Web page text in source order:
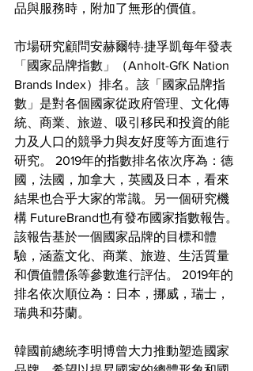
品與服務時，附加了無形的價值。
市場研究顧問安赫爾特·捷孚凱每年發表
「國家品牌指數」（Anholt-GfK Nation
Brands Index）排名。該「國家品牌指
數」是對各個國家從政府管理、文化傳
統、商業、旅遊、吸引移民和投資的能
力及人口的競爭力與友好度等方面進行
研究。 2019年的指數排名依次序為：德
國，法國，加拿大，英國及日本，看來
結果也合乎大家的常識。另一個研究機
構 FutureBrand也有發布國家指數報告。
該報告基於一個國家品牌的目標和體
驗，涵蓋文化、商業、旅遊、生活質量
和價值體係等參數進行評估。 2019年的
排名依次順位為：日本，挪威，瑞士，
瑞典和芬蘭。
韓國前總統李明博曾大力推動塑造國家